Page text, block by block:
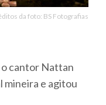
da foto: BS Fotografias
o cantor Nattan
mineira e agitou